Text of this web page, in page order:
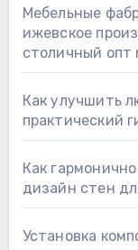
Мебельные
ижевское
столичный опт
Как улучшить
практический
Как
дизайн стен
Установка